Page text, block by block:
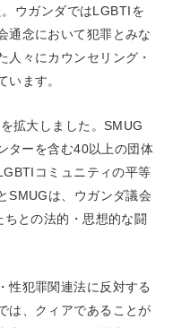
ウガンダではLGBTIを
通念において犯罪とみな
人々にカウンセリング・
います。
拡大しました。SMUG
ターを含む40以上の団体
コミュニティの平等
SMUGは、ウガンダ議会
との法的・思想的な闘
性犯罪関連法に反対する
は、クィアであることが